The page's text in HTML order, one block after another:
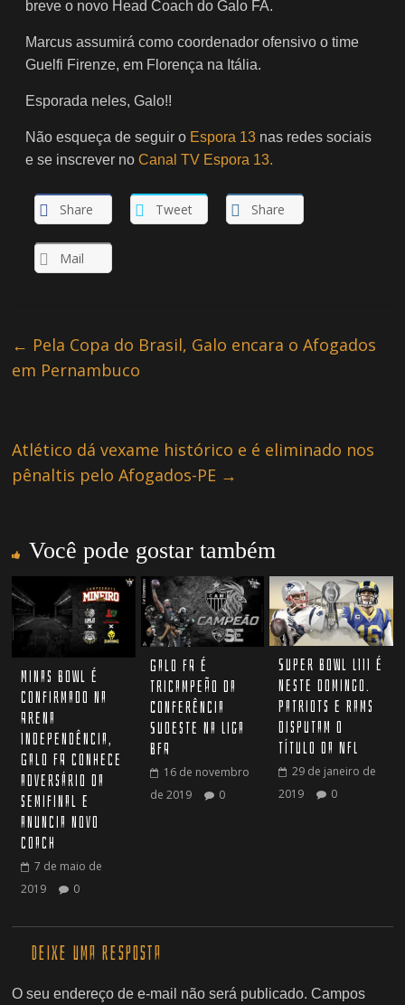
breve o novo Head Coach do Galo FA.
Marcus assumirá como coordenador ofensivo o time
Guelfi Firenze, em Florença na Itália.
Esporada neles, Galo!!
Não esqueça de seguir o Espora 13 nas redes sociais
e se inscrever noCanal TV Espora 13.
Share Tweet Share
Mail
← Pela Copa do Brasil, Galo encara o Afogados
em Pernambuco
Atlético dá vexame histórico e é eliminado nos
pênaltis pelo Afogados-PE →
Você pode gostar também
Minas Bowl é
confirmado na
Arena
Independência,
Galo FA conhece
adversário da
semifinal e
anuncia novo
coach
7 de maio de
2019
0
Galo FA é
tricampeão da
Conferência
Sudeste na Liga
BFA
16 de novembro
de 2019
0
Super Bowl LIII é
neste domingo.
Patriots e Rams
disputam o
título da NFL
29 de janeiro de
2019
0
Deixe uma resposta
O seu endereço de e-mail não será publicado. Campos